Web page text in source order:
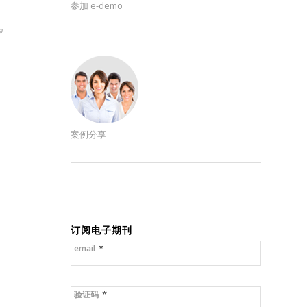
参加 e-demo
案例分享
订阅电子期刊
email *
验证码 *